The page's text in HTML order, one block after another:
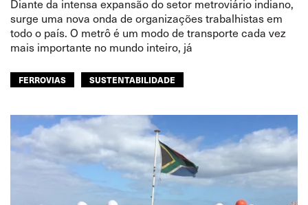
Diante da intensa expansão do setor metroviário indiano,
surge uma nova onda de organizações trabalhistas em
todo o país. O metrô é um modo de transporte cada vez
mais importante no mundo inteiro, já
FERROVIAS
SUSTENTABILIDADE